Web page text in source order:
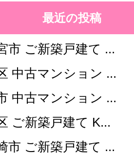
最近の投稿
市 ご新築戸建て ...
中古マンション ...
中古マンション ...
ご新築戸建て K...
市 ご新築戸建て ...